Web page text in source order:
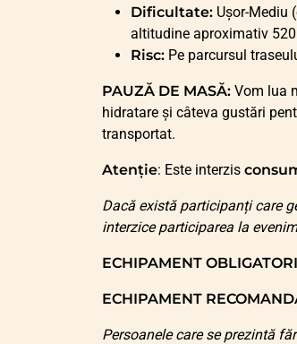
Dificultate: Ușor-Mediu
altitudine aproximativ
Risc: Pe parcursul
PAUZĂ DE MASĂ: Vom lua
hidratare și câteva gustări
transportat.
Atenție: Este interzis
Dacă există participanți care
interzice participarea la
ECHIPAMENT
ECHIPAMENT
Persoanele care se prezintă